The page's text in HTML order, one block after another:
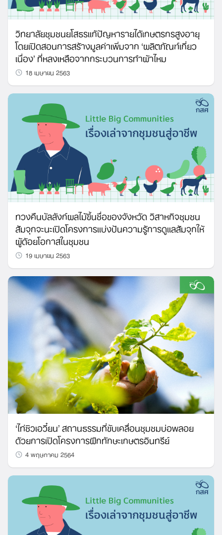
วิทยาลัยชุมชนยโสธรแก้ปัญหารายได้เกษตรกรสูงอายุ
โดยเปิดสอนการสร้างมูลค่าเพิ่มจาก ‘ผลิตภัณฑ์เกี่ยว
เนื่อง’ ที่หลงเหลือจากกระบวนการทำผ้าไหม
18 เมษายน 2563
ทวงคืนบัลลังก์ผลไม้ขึ้นชื่อของจังหวัด วิสาหกิจชุมชน
ส้มจุกจะนะเปิดโครงการแบ่งปันความรู้การดูแลส้มจุกให้
ผู้ด้อยโอกาสในชุมชน
19 เมษายน 2563
‘ไท่ซิวเอวี๋ยน’ สถานธรรมที่ขับเคลื่อนชุมชมบ่อพลอย
ด้วยการเปิดโครงการฝึกทักษะเกษตรอินทรีย์
4 พฤษภาคม 2564